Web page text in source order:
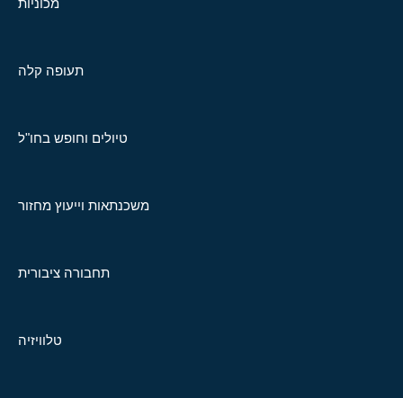
מכוניות
תעופה קלה
טיולים וחופש בחו"ל
משכנתאות וייעוץ מחזור
תחבורה ציבורית
טלוויזיה